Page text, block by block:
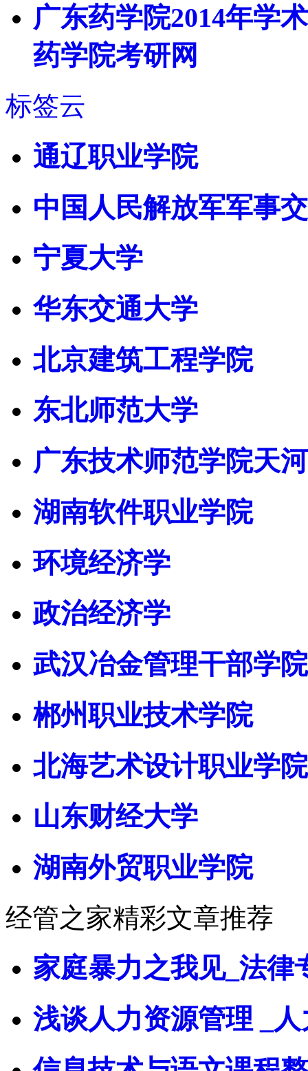
广东药学院2014年学
药学院考研网
标签云
通辽职业学院
中国人民解放军军事
宁夏大学
华东交通大学
北京建筑工程学院
东北师范大学
广东技术师范学院天
湖南软件职业学院
环境经济学
政治经济学
武汉冶金管理干部学院
郴州职业技术学院
北海艺术设计职业学院
山东财经大学
湖南外贸职业学院
经管之家精彩文章推荐
家庭暴力之我见_法律
浅谈人力资源管理 _人